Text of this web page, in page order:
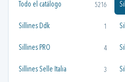
Todo el catálogo 5216
Sillines Ddk 1
Sillines PRO 4
Sillines Selle Italia 3